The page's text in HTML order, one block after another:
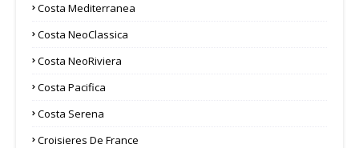
Costa Mediterranea
Costa NeoClassica
Costa NeoRiviera
Costa Pacifica
Costa Serena
Croisieres De France